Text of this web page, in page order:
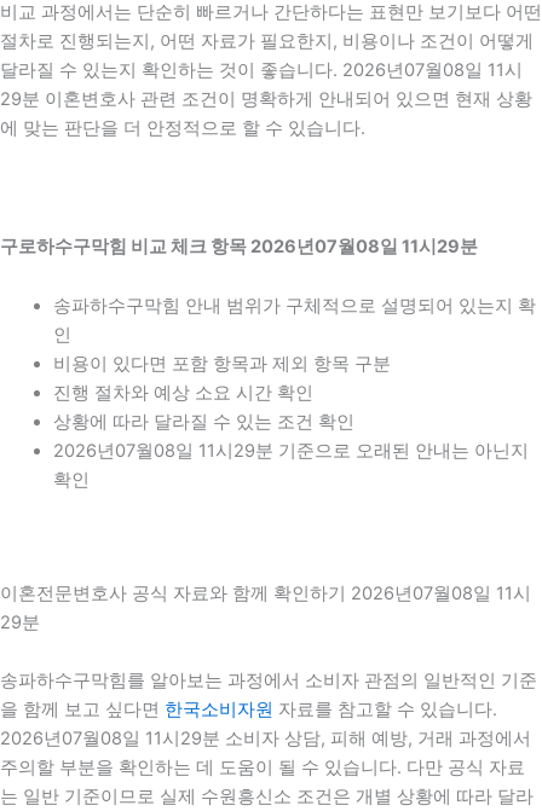
비교 과정에서는 단순히 빠르거나 간단하다는 표현만 보기보다 어떤
절차로 진행되는지, 어떤 자료가 필요한지, 비용이나 조건이 어떻게
달라질 수 있는지 확인하는 것이 좋습니다. 2026년07월08일 11시
29분 이혼변호사 관련 조건이 명확하게 안내되어 있으면 현재 상황
에 맞는 판단을 더 안정적으로 할 수 있습니다.
구로하수구막힘 비교 체크 항목 2026년07월08일 11시29분
송파하수구막힘 안내 범위가 구체적으로 설명되어 있는지 확
인
비용이 있다면 포함 항목과 제외 항목 구분
진행 절차와 예상 소요 시간 확인
상황에 따라 달라질 수 있는 조건 확인
2026년07월08일 11시29분 기준으로 오래된 안내는 아닌지
확인
이혼전문변호사 공식 자료와 함께 확인하기 2026년07월08일 11시
29분
송파하수구막힘를 알아보는 과정에서 소비자 관점의 일반적인 기준
을 함께 보고 싶다면 한국소비자원 자료를 참고할 수 있습니다.
2026년07월08일 11시29분 소비자 상담, 피해 예방, 거래 과정에서
주의할 부분을 확인하는 데 도움이 될 수 있습니다. 다만 공식 자료
는 일반 기준이므로 실제 수원흥신소 조건은 개별 상황에 따라 달라